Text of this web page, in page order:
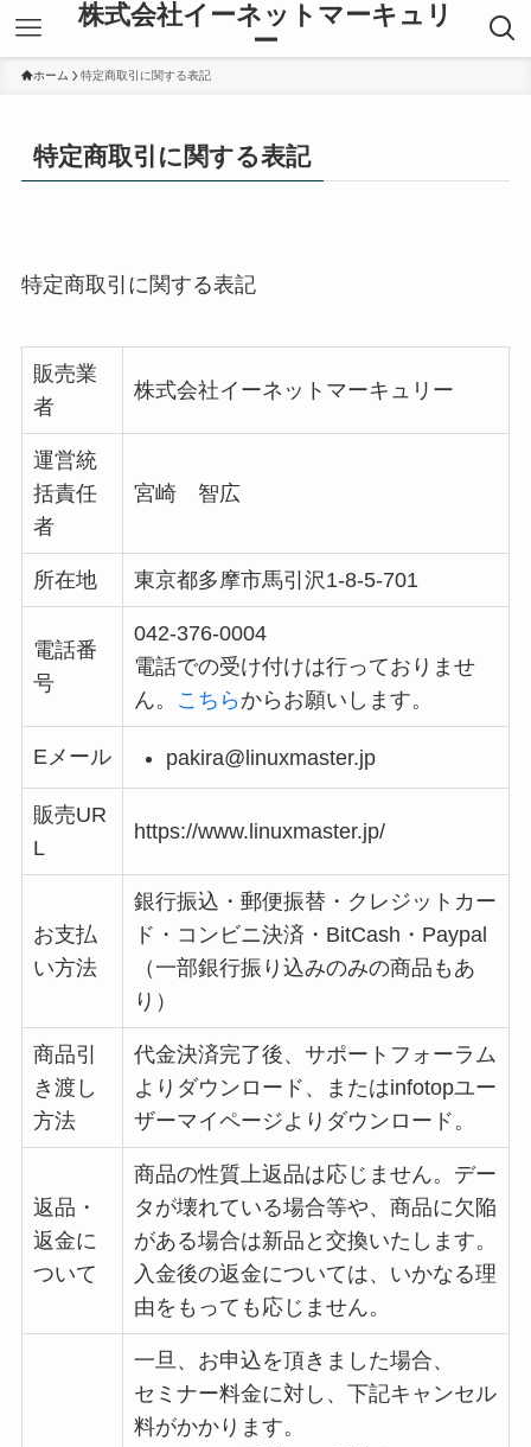
株式会社イーネットマーキュリ
ー
ホーム 特定商取引に関する表記
特定商取引に関する表記
特定商取引に関する表記
販売業
者
株式会社イーネットマーキュリー
運営統
括責任
者
宮崎 智広
所在地 東京都多摩市馬引沢1-8-5-701
電話番
号
042-376-0004
電話での受け付けは行っておりませ
ん。
こちら からお願いします。
Eメール pakira@linuxmaster.jp
販売UR
L
https://www.linuxmaster.jp/
お支払
い方法
銀行振込・郵便振替・クレジットカー
ド・コンビニ決済・BitCash・Paypal
（一部銀行振り込みのみの商品もあ
り）
商品引
き渡し
方法
代金決済完了後、サポートフォーラム
よりダウンロード、またはinfotopユー
ザーマイページよりダウンロード。
返品・
返金に
ついて
商品の性質上返品は応じません。デー
タが壊れている場合等や、商品に欠陥
がある場合は新品と交換いたします。
入金後の返金については、いかなる理
由をもっても応じません。
一旦、お申込を頂きました場合、
セミナー料金に対し、下記キャンセル
料がかかります。